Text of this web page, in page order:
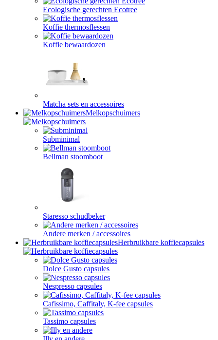
Ecologische gerechten Ecotree
Koffie thermosflessen
Koffie bewaardozen
Matcha sets en accessoires
Melkopschuimers
Subminimal
Bellman stoomboot
Staresso schudbeker
Andere merken / accessoires
Herbruikbare koffiecapsules
Dolce Gusto capsules
Nespresso capsules
Cafissimo, Caffitaly, K-fee capsules
Tassimo capsules